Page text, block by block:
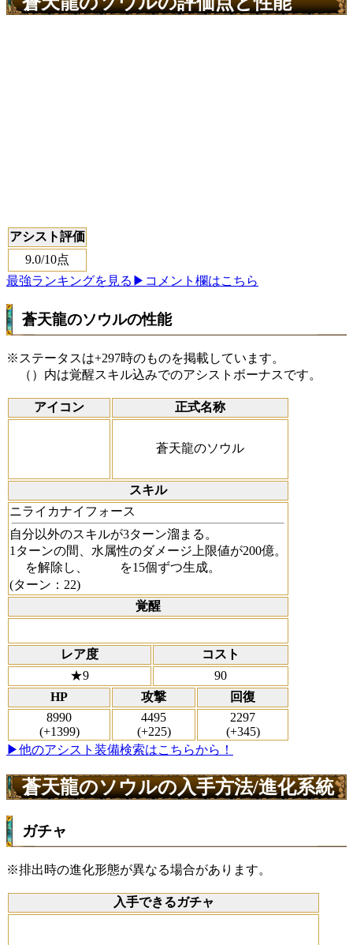
アシスト評価
9.0/10点
最強ランキングを見る ▶コメント欄はこちら
蒼天龍のソウルの性能
※ステータスは+297時のものを掲載しています。
（）内は覚醒スキル込みでのアシストボーナスです。
アイコン 正式名称
蒼天龍のソウル
スキル
ニライカナイフォース
自分以外のスキルが3ターン溜まる。
1ターンの間、水属性のダメージ上限値が200億。
を解除し、
を15個ずつ生成。
(ターン：22)
覚醒
レア度
コスト
★9
90
HP
攻撃
回復
8990
(+1399)
4495
(+225)
2297
(+345)
▶他のアシスト装備検索はこちらから！
蒼天龍のソウルの入手方法/進化系統
ガチャ
※排出時の進化形態が異なる場合があります。
入手できるガチャ